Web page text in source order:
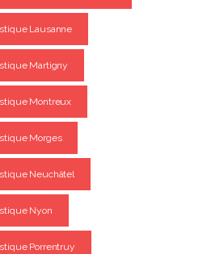
Lausanne
Martigny
Montreux
Morges
Neuchâtel
Nyon
Porrentruy